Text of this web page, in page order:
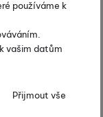
používáme k
vašim datům
Přijmout vše